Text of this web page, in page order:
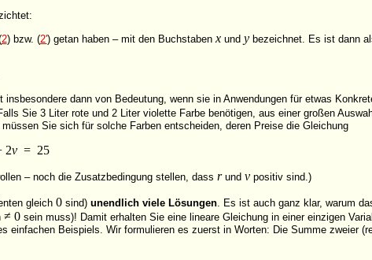
2) bzw. (2') getan haben – mit den Buchstabenxund ybezeichnet. Es ist dann
dann von Bedeutung, wenn sie in Anwendungen für etwas
Sie 3 Liter rote und 2 Liter violette Farbe benötigen, aus einer großen
Sie sich für solche Farben entscheiden, deren Preise die Gleichung
2v = 25
– noch die Zusatzbedingung stellen, dass rund vpositiv sind.)
gleich 0sind) unendlich viele Lösungen. Es ist auch ganz klar, warum
≠ 0sein muss)! Damit erhalten Sie eine lineare Gleichung in einer einzigen
Beispiels. Wir formulieren es zuerst in Worten: Die Summe zweier